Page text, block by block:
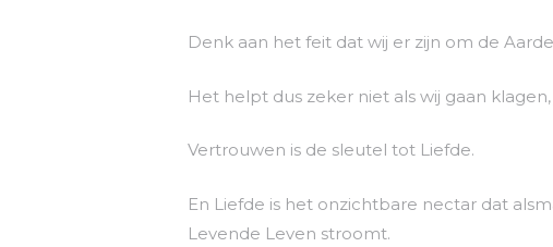
Denk aan het feit dat wij er zijn om de
Het helpt dus zeker niet als wij gaan
Vertrouwen is de sleutel tot Liefde.
En Liefde is het onzichtbare nectar dat
Levende Leven stroomt.